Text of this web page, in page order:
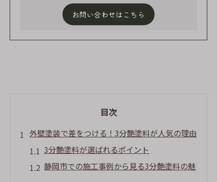
お問い合わせはこちら
目次
外壁塗装で差をつける！3分艶塗料が人気の理由
3分艶塗料が選ばれるポイント
静岡市での施工事例から見る3分艶塗料の魅